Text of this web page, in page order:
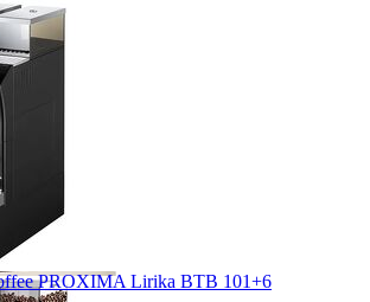
PROXIMA Lirika BTB 101+6